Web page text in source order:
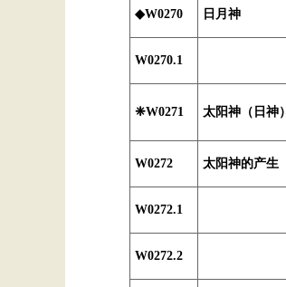
◆W0270 日月神
W0270.1
❈W0271 太阳神（日神）
W0272 太阳神的产生
W0272.1
W0272.2